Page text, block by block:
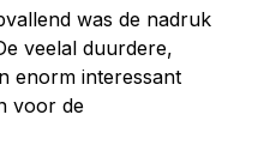
was de nadruk
veelal duurdere,
enorm interessant
voor de